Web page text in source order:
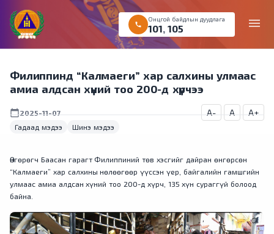
menu
call
Онцгой байдлын дуудлага
101 ,105
Филиппинд “Калмаеги” хар салхины улмаас
амиа алдсан хүний тоо 200-д хүрчээ
calendar_today2025-11-07
Гадаад мэдээ
Шинэ мэдээ
A- A A+
Өнгөрөгч Баасан гарагт Филиппиний төв хэсгийг дайран өнгөрсөн
“Калмаеги” хар салхины нөлөөгөөр үүссэн үер, байгалийн гамшгийн
улмаас амиа алдсан хүний ​​тоо 200-д хүрч, 135 хүн сураггүй болоод
байна.